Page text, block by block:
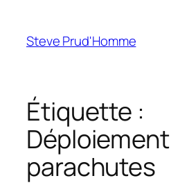
contenu
Steve Prud'Homme
Étiquette :
parachutes